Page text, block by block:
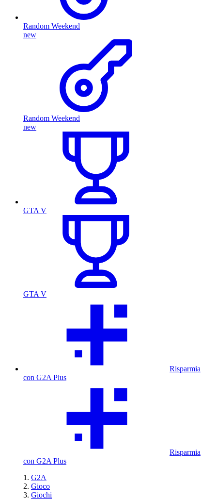
Random Weekend
new
Random Weekend
new
GTA V
GTA V
Risparmia
con G2A Plus
Risparmia
con G2A Plus
G2A
Gioco
Giochi